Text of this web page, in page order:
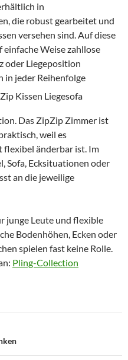
in
die robust gearbeitet und
versehen sind. Auf diese
einfache Weise zahllose
oder Liegeposition
in jeder Reihenfolge
Das ZipZip Zimmer ist
weil es
änderbar ist. Im
Sofa, Ecksituationen oder
an die jeweilige
junge Leute und flexible
Bodenhöhen, Ecken oder
spielen fast keine Rolle.
Pling-Collection